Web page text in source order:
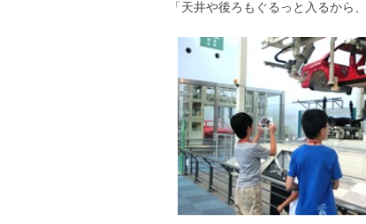
「天井や後ろもぐるっと入るから